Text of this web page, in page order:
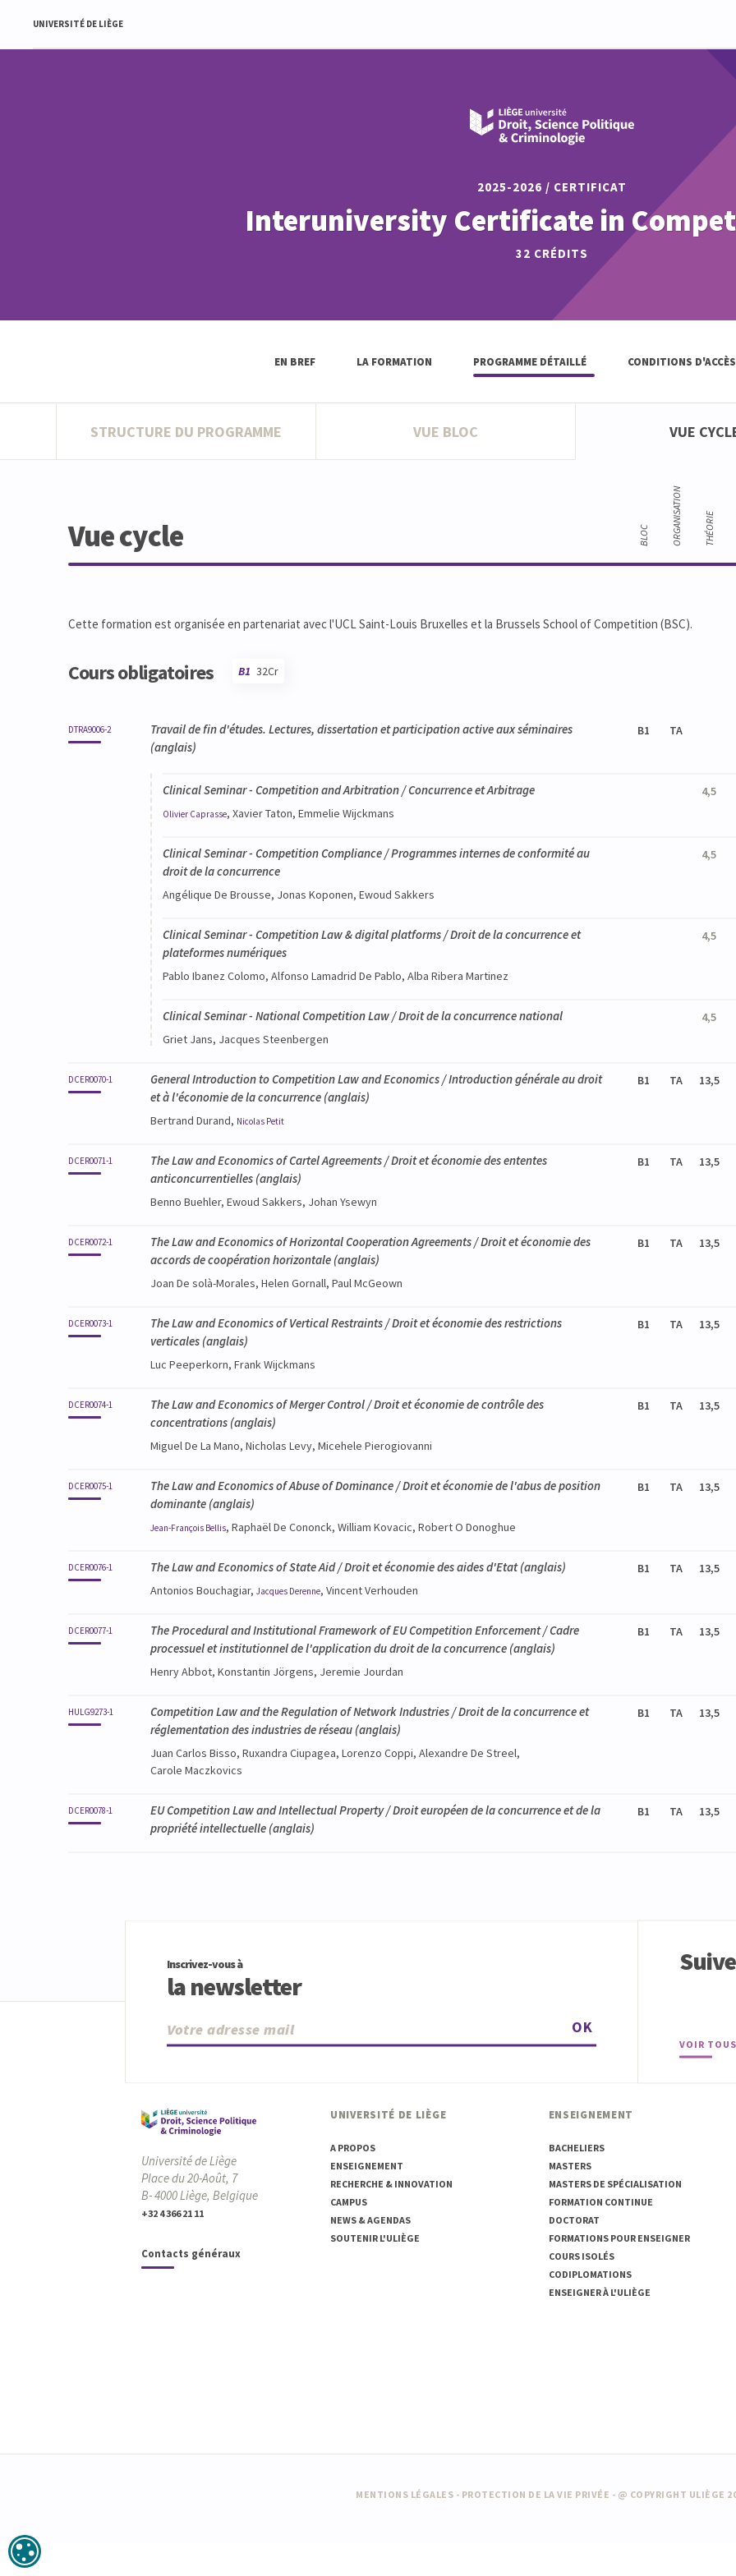
UNIVERSITÉ DE LIÈGE
2025-2026 / CERTIFICAT
Interuniversity Certificate in
32 CRÉDITS
EN BREF LA FORMATION PROGRAMME DÉTAILLÉ CONDITIONS
STRUCTURE DU PROGRAMME VUE BLOC VUE
Vue cycle BLOC ORGANISATION THÉORIE
Cette formation est organisée en partenariat avec l'UCL Saint-Louis Bruxelles et la Brussels School of Competition (BSC).
Cours obligatoires B1 32Cr
DTRA9006-2
Travail de fin d'études. Lectures, dissertation et participation active aux séminaires
(anglais)
B1 TA
Clinical Seminar - Competition and Arbitration / Concurrence et Arbitrage
Olivier Caprasse, Xavier Taton, Emmelie Wijckmans
4,5
Clinical Seminar - Competition Compliance / Programmes internes de conformité au
droit de la concurrence
Angélique De Brousse, Jonas Koponen, Ewoud Sakkers
4,5
Clinical Seminar - Competition Law & digital platforms / Droit de la concurrence et
plateformes numériques
Pablo Ibanez Colomo, Alfonso Lamadrid De Pablo, Alba Ribera Martinez
4,5
Clinical Seminar - National Competition Law / Droit de la concurrence national
Griet Jans, Jacques Steenbergen
4,5
DCER0070-1
General Introduction to Competition Law and Economics / Introduction générale au droit
et à l'économie de la concurrence (anglais)
Bertrand Durand, Nicolas Petit
B1 TA 13,5
DCER0071-1
The Law and Economics of Cartel Agreements / Droit et économie des ententes
anticoncurrentielles (anglais)
Benno Buehler, Ewoud Sakkers, Johan Ysewyn
B1 TA 13,5
DCER0072-1
The Law and Economics of Horizontal Cooperation Agreements / Droit et économie des
accords de coopération horizontale (anglais)
Joan De solà-Morales, Helen Gornall, Paul McGeown
B1 TA 13,5
DCER0073-1
The Law and Economics of Vertical Restraints / Droit et économie des restrictions
verticales (anglais)
Luc Peeperkorn, Frank Wijckmans
B1 TA 13,5
DCER0074-1
The Law and Economics of Merger Control / Droit et économie de contrôle des
concentrations (anglais)
Miguel De La Mano, Nicholas Levy, Micehele Pierogiovanni
B1 TA 13,5
DCER0075-1
The Law and Economics of Abuse of Dominance / Droit et économie de l'abus de position
dominante (anglais)
Jean-François Bellis, Raphaël De Cononck, William Kovacic, Robert O Donoghue
B1 TA 13,5
DCER0076-1 The Law and Economics of State Aid / Droit et économie des aides d'Etat(anglais)
Antonios Bouchagiar, Jacques Derenne, Vincent Verhouden
B1 TA 13,5
DCER0077-1
The Procedural and Institutional Framework of EU Competition Enforcement / Cadre
processuel et institutionnel de l'application du droit de la concurrence (anglais)
Henry Abbot, Konstantin Jörgens, Jeremie Jourdan
B1 TA 13,5
HULG9273-1
Competition Law and the Regulation of Network Industries / Droit de la concurrence et
réglementation des industries de réseau (anglais)
Juan Carlos Bisso, Ruxandra Ciupagea, Lorenzo Coppi, Alexandre De Streel,
Carole Maczkovics
B1 TA 13,5
DCER0078-1
EU Competition Law and Intellectual Property / Droit européen de la concurrence et de la
propriété intellectuelle (anglais)
B1 TA 13,5
Inscrivez-vous à
la newsletter
OK
VOIR
Université de Liège
Place du 20-Août, 7
B- 4000 Liège, Belgique
+32 4 366 21 11
Contacts généraux
UNIVERSITÉ DE LIÈGE
A PROPOS
ENSEIGNEMENT
RECHERCHE & INNOVATION
CAMPUS
NEWS & AGENDAS
SOUTENIR L'ULIÈGE
ENSEIGNEMENT
BACHELIERS
MASTERS
MASTERS DE SPÉCIALISATION
FORMATION CONTINUE
DOCTORAT
FORMATIONS POUR ENSEIGNER
COURS ISOLÉS
CODIPLOMATIONS
ENSEIGNER À L'ULIÈGE
MENTIONS LÉGALES - PROTECTION DE LA VIE PRIVÉE - @ COPYRIGHT ULIÈGE